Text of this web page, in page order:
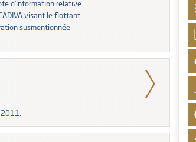
d’information relative
visant le flottant
susmentionnée
2011.